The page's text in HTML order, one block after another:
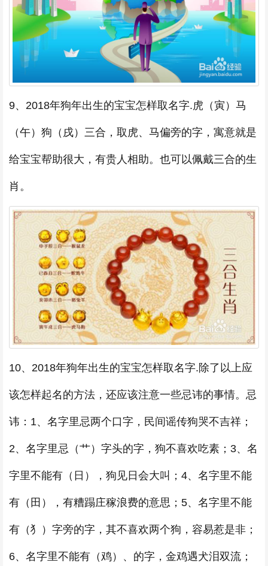
9、2018年狗年出生的宝宝怎样取名字.虎（寅）马
（午）狗（戌）三合，取虎、马偏旁的字，寓意就是
给宝宝帮助很大，有贵人相助。也可以佩戴三合的生
肖。
10、2018年狗年出生的宝宝怎样取名字.除了以上应
该怎样起名的方法，还应该注意一些忌讳的事情。忌
讳：1、名字里忌两个口字，民间谣传狗哭不吉祥；
2、名字里忌（艹）字头的字，狗不喜欢吃素；3、名
字里不能有（日），狗见日会大叫；4、名字里不能
有（田），有糟蹋庄稼浪费的意思；5、名字里不能
有（犭）字旁的字，其不喜欢两个狗，容易惹是非；
6、名字里不能有（鸡）、的字，金鸡遇犬泪双流；